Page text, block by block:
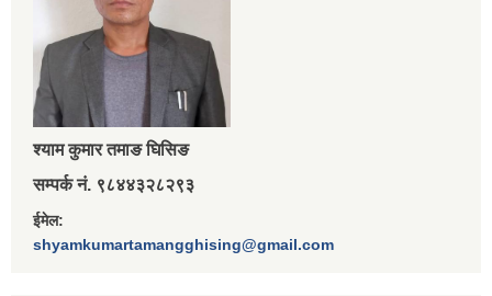
श्‍याम कुमार तमाङ घिसिङ
सम्पर्क नं. ९८४४३२८२९३
ईमेल:
shyamkumartamangghising@gmail.com